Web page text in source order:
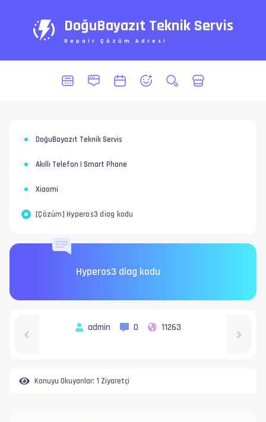
DoğuBayazıt Teknik Servis
Repair Çözüm Adresi
DoğuBayazıt Teknik Servis
Akıllı Telefon | Smart Phone
Xiaomi
[Çözüm] Hyperos3 diag kodu
Hyperos3 diag kodu
admin 0 11263
Konuyu Okuyanlar: 1 Ziyaretçi